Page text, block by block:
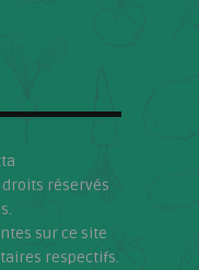
droits réservés
sur ce site
respectifs.